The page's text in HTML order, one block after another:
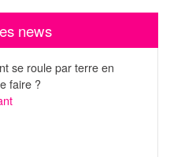
news
se roule par terre en
faire ?